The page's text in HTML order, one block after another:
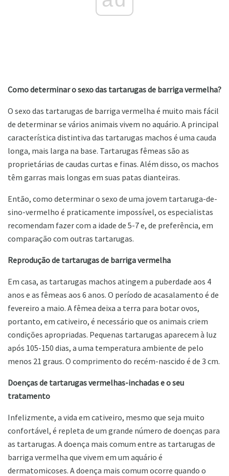
Como determinar o sexo das tartarugas de barriga vermelha?
O sexo das tartarugas de barriga vermelha é muito mais fácil
de determinar se vários animais vivem no aquário. A principal
característica distintiva das tartarugas machos é uma cauda
longa, mais larga na base. Tartarugas fêmeas são as
proprietárias de caudas curtas e finas. Além disso, os machos
têm garras mais longas em suas patas dianteiras.
Então, como determinar o sexo de uma jovem tartaruga-de-
sino-vermelho é praticamente impossível, os especialistas
recomendam fazer com a idade de 5-7 e, de preferência, em
comparação com outras tartarugas.
Reprodução de tartarugas de barriga vermelha
Em casa, as tartarugas machos atingem a puberdade aos 4
anos e as fêmeas aos 6 anos. O período de acasalamento é de
fevereiro a maio. A fêmea deixa a terra para botar ovos,
portanto, em cativeiro, é necessário que os animais criem
condições apropriadas. Pequenas tartarugas aparecem à luz
após 105-150 dias, a uma temperatura ambiente de pelo
menos 21 graus. O comprimento do recém-nascido é de 3 cm.
Doenças de tartarugas vermelhas-inchadas e o seu
tratamento
Infelizmente, a vida em cativeiro, mesmo que seja muito
confortável, é repleta de um grande número de doenças para
as tartarugas. A doença mais comum entre as tartarugas de
barriga vermelha que vivem em um aquário é
dermatomicoses. A doença mais comum ocorre quando o